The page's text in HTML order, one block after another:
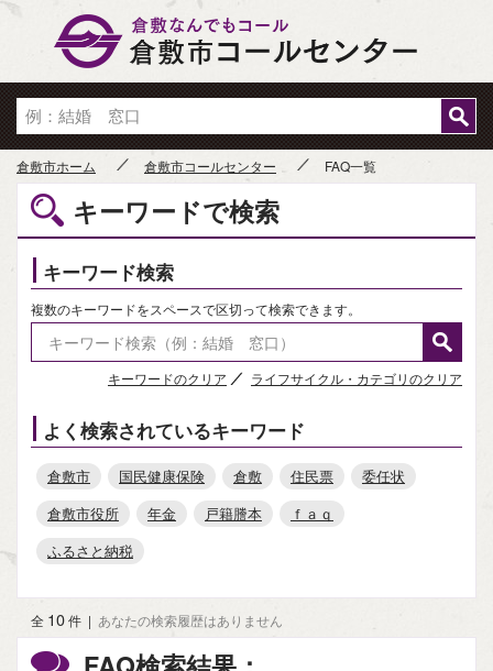
倉敷市ホーム 倉敷市コールセンター FAQ一覧
キーワードで検索
キーワード検索
複数のキーワードをスペースで区切って検索できます。
キーワードのクリア ライフサイクル・カテゴリのクリア
よく検索されているキーワード
倉敷市 国民健康保険 倉敷 住民票
委任状
倉敷市役所
年金 戸籍謄本
ｆａｑ
ふるさと納税
全 10件 | あなたの検索履歴はありません